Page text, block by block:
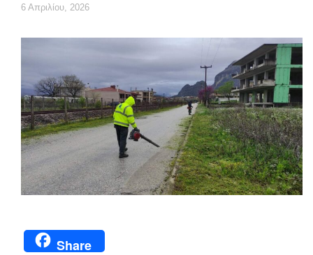
6 Απριλίου, 2026
Share